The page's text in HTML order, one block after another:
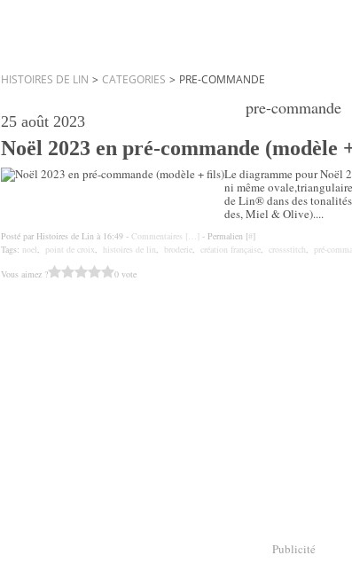
HISTOIRES DE LIN > CATEGORIES > PRE-COMMANDE
pre-commande
25 août 2023
Noël 2023 en pré-commande (modèle
Le diagramme pour Noël
ni même
de Lin® dans des
des, Miel & Olive)....
Posté par Histoires de Lin à 16:49 - Commentaires [… - Permalien [#]
Tags: noel, point de croix, histoires de lin, broderie, création française, crossstitch, pré-
Vous aimez ?
0 vote
Publicité